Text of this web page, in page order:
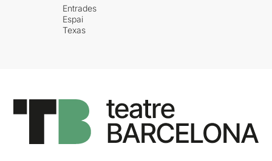
Entrades
Espai
Texas